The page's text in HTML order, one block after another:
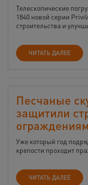
Телескопические
1840 новой серии
строительства и
ЧИТАТЬ ДАЛЕЕ
Песчаные
защитили
Уже который год
крепости проходит
ЧИТАТЬ ДАЛЕЕ